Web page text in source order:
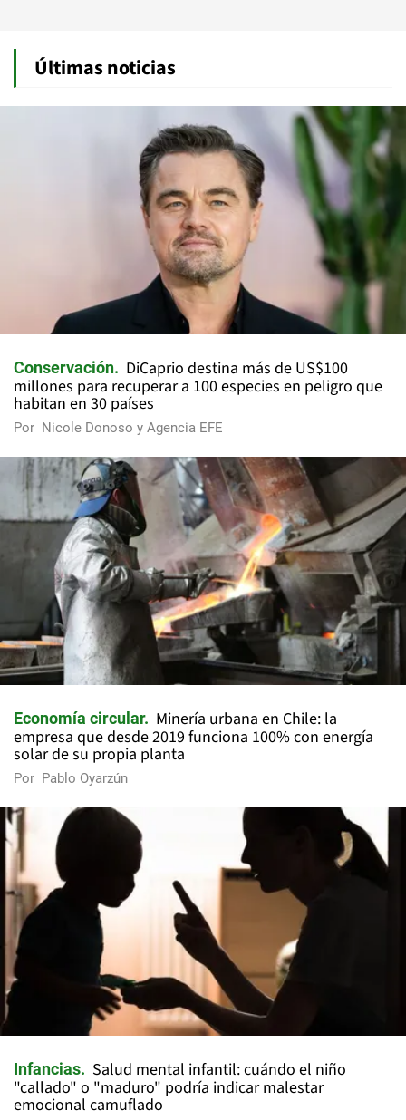
Últimas noticias
Conservación
DiCaprio destina más de US$100
millones para recuperar a 100 especies en peligro que
habitan en 30 países
Por Nicole Donoso y Agencia EFE
Economía circular
Minería urbana en Chile: la
empresa que desde 2019 funciona 100% con energía
solar de su propia planta
Por Pablo Oyarzún
Infancias
Salud mental infantil: cuándo el niño
"callado" o "maduro" podría indicar malestar
emocional camuflado